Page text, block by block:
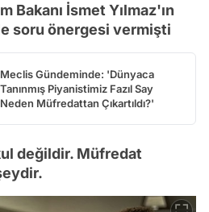
Bakanı İsmet Yılmaz'ın
soru önergesi vermişti
Meclis Gündeminde: 'Dünyaca
Tanınmış Piyanistimiz Fazıl Say
Neden Müfredattan Çıkartıldı?'
değildir. Müfredat